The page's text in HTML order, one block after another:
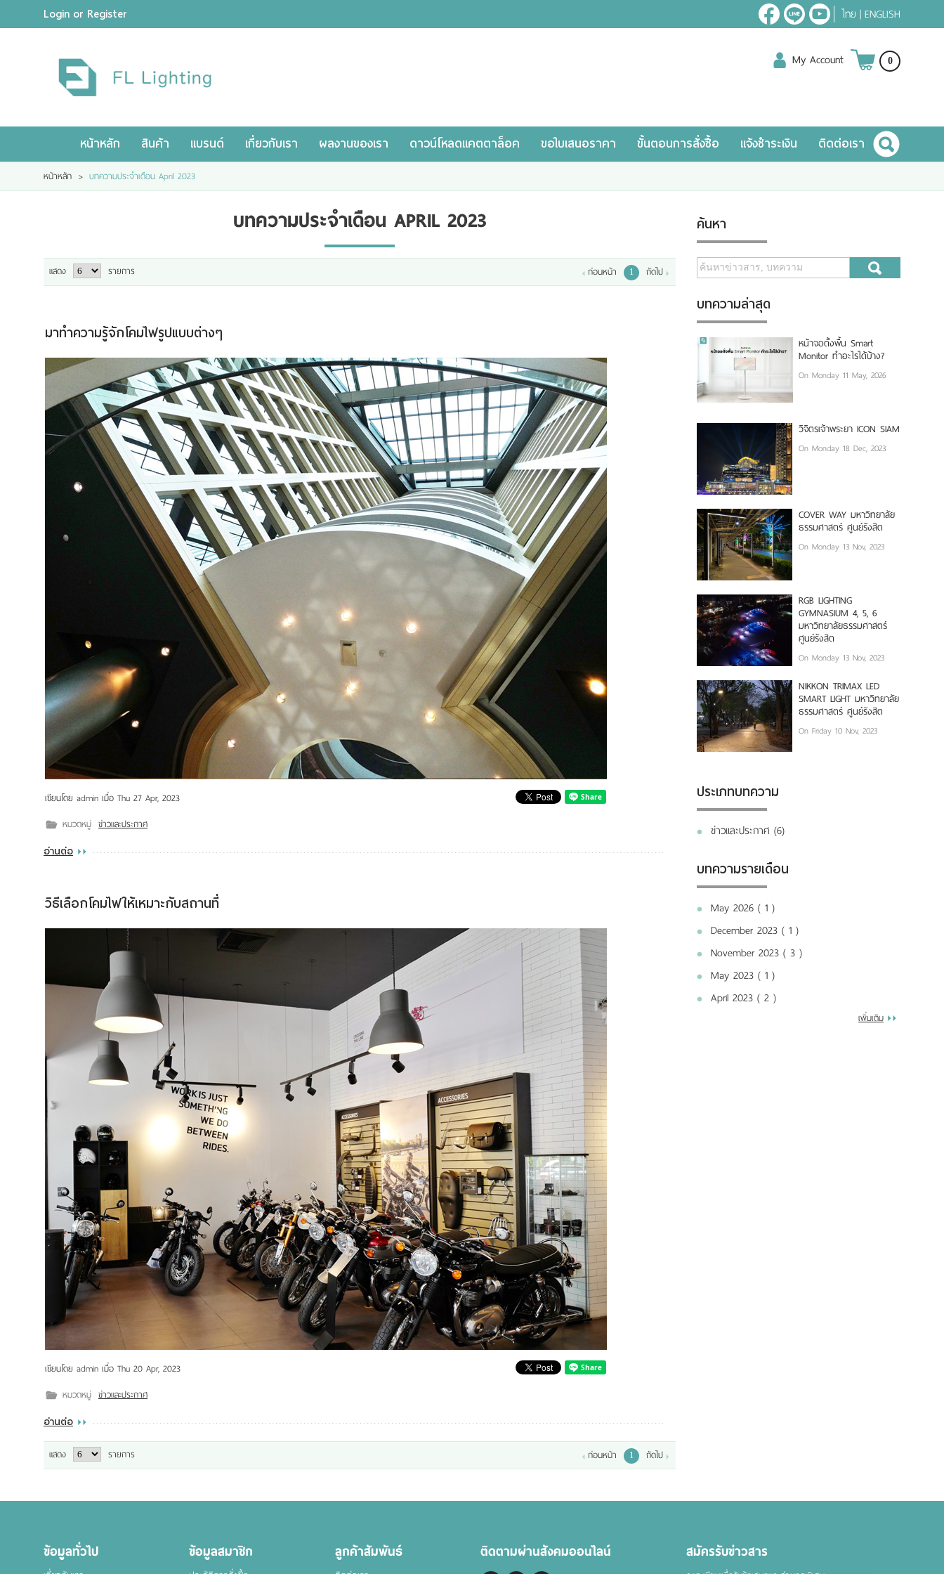
ไทย |ENGLISH
หน้าหลัก สินค้า
แบรนด์
ขั้นตอนการสั่งซื้อ
แจ้งชำระเงิน
Login or Register ไทย |ENGLISH
My Account 0
หน้าหลัก สินค้า แบรนด์ เกี่ยวกับเรา ผลงานของเรา ดาวน์โหลดแคตตาล็อค ขอใบเสนอราคา ขั้นตอนการสั่งซื้อ แจ้งชำระเงิน ติดต่อเรา
หน้าหลัก > บทความประจำเดือน April 2023
บทความประจำเดือน APRIL 2023
แสดง รายการ ก่อนหน้า 1 ถัดไป
มาทำความรู้จักโคมไฟรูปแบบต่างๆ
เขียนโดย admin เมื่อ Thu 27 Apr, 2023
หมวดหมู่ ข่าวและประกาศ
อ่านต่อ
วิธีเลือกโคมไฟให้เหมาะกับสถานที่
เขียนโดย admin เมื่อ Thu 20 Apr, 2023
หมวดหมู่ ข่าวและประกาศ
อ่านต่อ
แสดง รายการ ก่อนหน้า 1 ถัดไป
ค้นหา
บทความล่าสุด
หน้าจอตั้งพื้น Smart
Monitor ทำอะไรได้บ้าง?
On Monday 11 May, 2026
วิจิตรเจ้าพระยา ICON SIAM
On Monday 18 Dec, 2023
COVER WAY มหาวิทยาลัย
ธรรมศาสตร์ ศูนย์รังสิต
On Monday 13 Nov, 2023
RGB LIGHTING
GYMNASIUM 4, 5, 6
มหาวิทยาลัยธรรมศาสตร์
ศูนย์รังสิต
On Monday 13 Nov, 2023
NIKKON TRIMAX LED
SMART LIGHT มหาวิทยาลัย
ธรรมศาสตร์ ศูนย์รังสิต
On Friday 10 Nov, 2023
ประเภทบทความ
ข่าวและประกาศ (6)
บทความรายเดือน
May 2026 ( 1 )
December 2023 ( 1 )
November 2023 ( 3 )
May 2023 ( 1 )
April 2023 ( 2 )
เพิ่มเติม
ข้อมูลทั่วไป ข้อมูลสมาชิก ลูกค้าสัมพันธ์ ติดตามผ่านสังคมออนไลน์ สมัครรับข่าวสาร